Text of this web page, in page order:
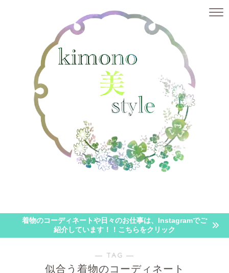
着物のコーディネートや日々のお仕事は、Instagramでご
紹介しています！！こちらをクリック
― TAG ―
似合う着物のコーディネート